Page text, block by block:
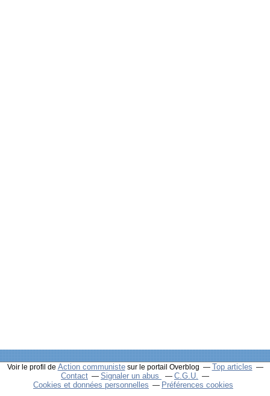
Voir le profil de Action communistesur le portail Overblog
Top articles
Contact
Signaler un abus
C.G.U.
Cookies et données personnelles
Préférences cookies